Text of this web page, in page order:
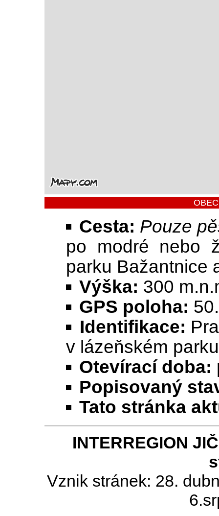
Cesta: Pouze
po modré nebo
parku Bažantnice
Výška: 300
GPS poloha:
Identifikace:
v lázeňském parku
Otevírací doba:
Popisovaný
Tato stránka
INTERREGION
Vznik stránek: 28.